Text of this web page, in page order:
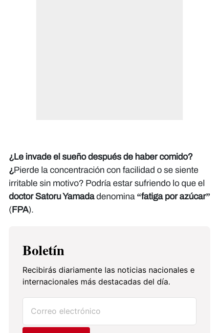
¿Le invade el sueño después de haber comido?
¿Pierde la concentración con facilidad o se siente
irritable sin motivo? Podría estar sufriendo lo que el
doctor Satoru Yamadadenomina “fatiga por azúcar”
( FPA).
Boletín
Recibirás diariamente las noticias nacionales e
internacionales más destacadas del día.